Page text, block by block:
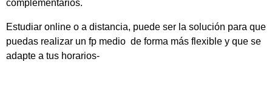
complementarios.
Estudiar online o a distancia, puede ser la solución para que
puedas realizar un fp medio de forma más flexible y que se
adapte a tus horarios-